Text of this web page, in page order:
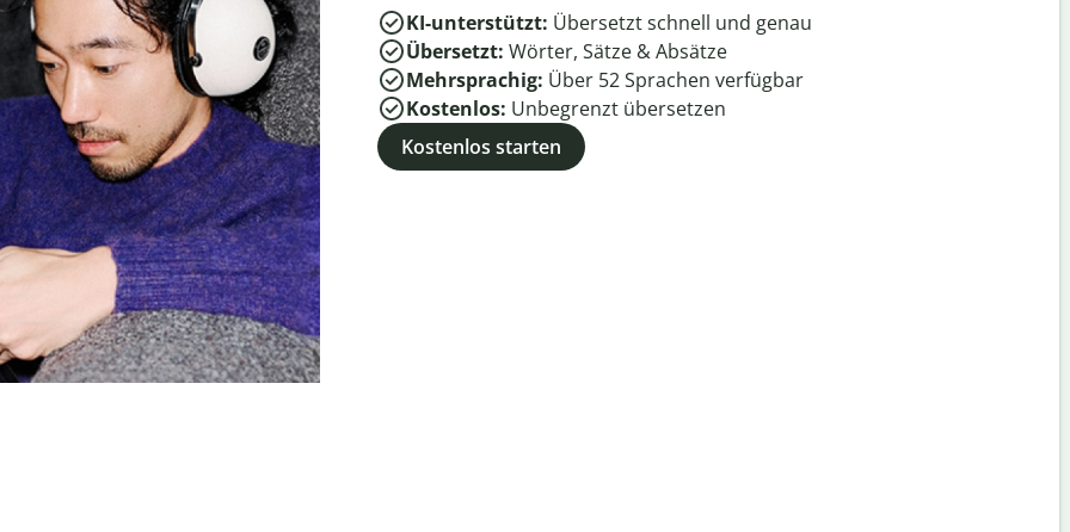
KI-unterstützt: Übersetzt schnell und genau
Übersetzt: Wörter, Sätze & Absätze
Mehrsprachig: Über 52Sprachen verfügbar
Kostenlos: Unbegrenzt übersetzen
Kostenlos starten